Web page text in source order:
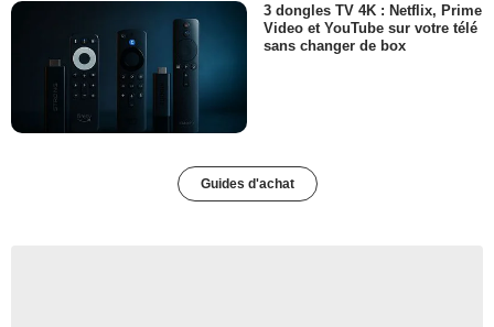
3 dongles TV 4K : Netflix, Prime
Video et YouTube sur votre télé
sans changer de box
Guides d'achat